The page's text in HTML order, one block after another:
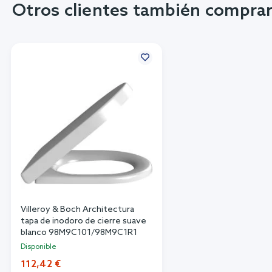
Otros clientes también
Villeroy & Boch Architectura
tapa de inodoro de cierre suave
blanco 98M9C101/98M9C1R1
Disponible
112,42 €